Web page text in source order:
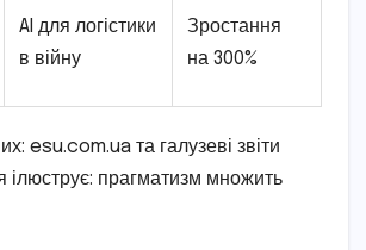
AI для логістики
в війну
Зростання
на 300%
esu.com.ua та галузеві звіти
ілюструє: прагматизм множить